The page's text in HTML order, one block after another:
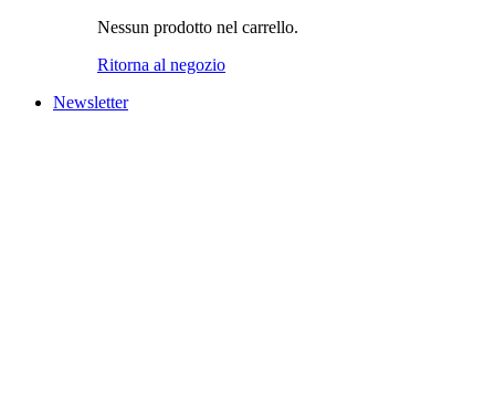
Nessun prodotto nel carrello.
Ritorna al negozio
Newsletter